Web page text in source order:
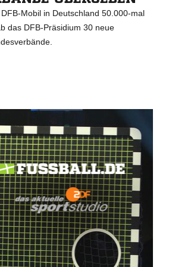
Mobil in Deutschland 50.000-mal
das DFB-Präsidium 30 neue